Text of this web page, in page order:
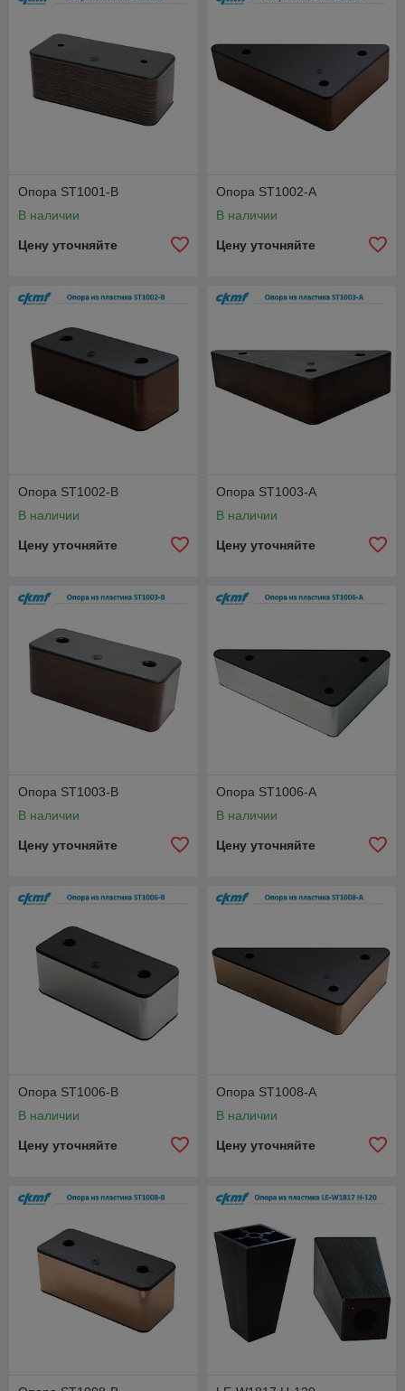
Опора ST1001-B
В наличии
Цену уточняйте
Опора ST1002-A
В наличии
Цену уточняйте
Опора ST1002-B
В наличии
Цену уточняйте
Опора ST1003-A
В наличии
Цену уточняйте
Опора ST1003-B
В наличии
Цену уточняйте
Опора ST1006-A
В наличии
Цену уточняйте
Опора ST1006-B
В наличии
Цену уточняйте
Опора ST1008-A
В наличии
Цену уточняйте